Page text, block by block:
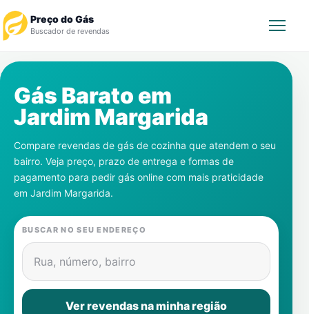
Preço do Gás
Buscador de revendas
Revendedor
Notícias
Cadastre-se
Gás
Contatos
Gás Barato em
Jardim Margarida
Compare revendas de gás de cozinha que atendem o seu
bairro. Veja preço, prazo de entrega e formas de
pagamento para pedir gás online com mais praticidade
em Jardim Margarida.
BUSCAR NO SEU ENDEREÇO
Rua, número, bairro
Ver revendas na minha região